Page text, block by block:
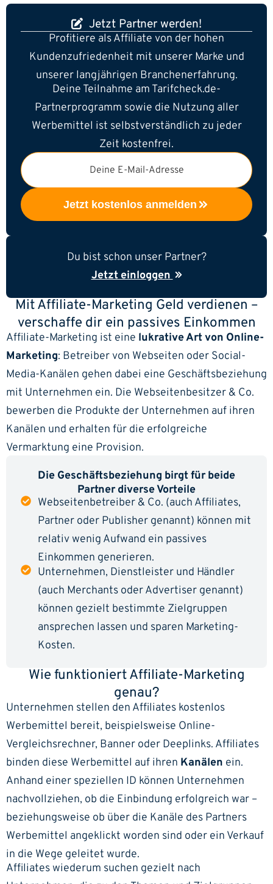
Jetzt Partner werden!
Profitiere als Affiliate von der hohen
Kundenzufriedenheit mit unserer Marke und
unserer langjährigen Branchenerfahrung.
Deine Teilnahme am Tarifcheck.de-
Partnerprogramm sowie die Nutzung aller
Werbemittel ist selbstverständlich zu jeder
Zeit kostenfrei.
Deine E-Mail-Adresse
Jetzt kostenlos anmelden
Du bist schon unser Partner?
Jetzt einloggen
Mit Affiliate-Marketing Geld verdienen –
verschaffe dir ein passives Einkommen
Affiliate-Marketing ist eine lukrative Art von Online-
Marketing: Betreiber von Webseiten oder Social-
Media-Kanälen gehen dabei eine Geschäftsbeziehung
mit Unternehmen ein. Die Webseitenbesitzer & Co.
bewerben die Produkte der Unternehmen auf ihren
Kanälen und erhalten für die erfolgreiche
Vermarktung eine Provision.
Die Geschäftsbeziehung birgt für beide
Partner diverse Vorteile
Webseitenbetreiber & Co. (auch Affiliates,
Partner oder Publisher genannt) können mit
relativ wenig Aufwand ein passives
Einkommen generieren.
Unternehmen, Dienstleister und Händler
(auch Merchants oder Advertiser genannt)
können gezielt bestimmte Zielgruppen
ansprechen lassen und sparen Marketing-
Kosten.
Wie funktioniert Affiliate-Marketing
genau?
Unternehmen stellen den Affiliates kostenlos
Werbemittel bereit, beispielsweise Online-
Vergleichsrechner, Banner oder Deeplinks. Affiliates
binden diese Werbemittel auf ihren Kanälen ein.
Anhand einer speziellen ID können Unternehmen
nachvollziehen, ob die Einbindung erfolgreich war –
beziehungsweise ob über die Kanäle des Partners
Werbemittel angeklickt worden sind oder ein Verkauf
in die Wege geleitet wurde.
Affiliates wiederum suchen gezielt nach